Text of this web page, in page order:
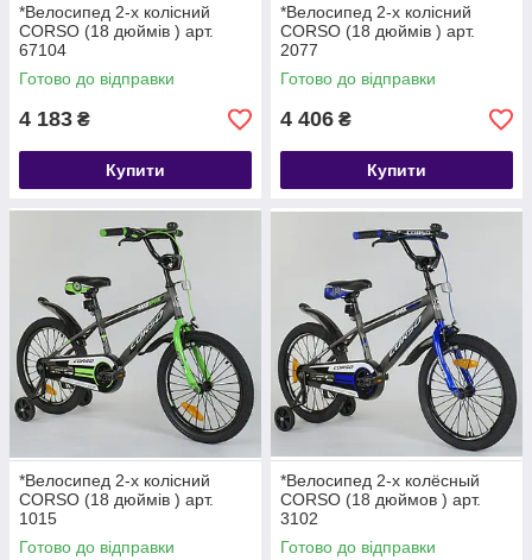
*Велосипед 2-х колісний
CORSO (18 дюймів ) арт.
67104
Готово до відправки
4 183 ₴
Купити
*Велосипед 2-х колісний
CORSO (18 дюймів ) арт.
2077
Готово до відправки
4 406 ₴
Купити
*Велосипед 2-х колісний
CORSO (18 дюймів ) арт.
1015
Готово до відправки
*Велосипед 2-х колёсный
CORSO (18 дюймов ) арт.
3102
Готово до відправки